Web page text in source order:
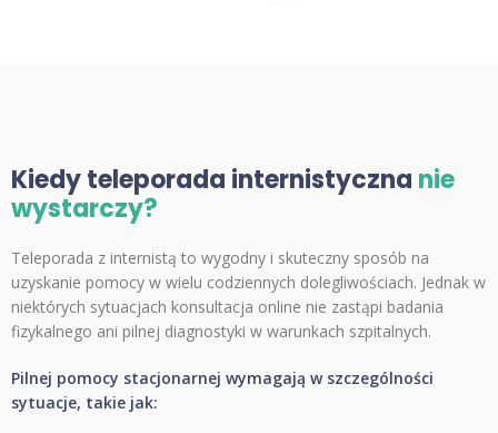
Kiedy teleporada internistyczna nie
wystarczy?
Teleporada z internistą to wygodny i skuteczny sposób na
uzyskanie pomocy w wielu codziennych dolegliwościach. Jednak w
niektórych sytuacjach konsultacja online nie zastąpi badania
fizykalnego ani pilnej diagnostyki w warunkach szpitalnych.
Pilnej pomocy stacjonarnej wymagają w szczególności
sytuacje, takie jak: